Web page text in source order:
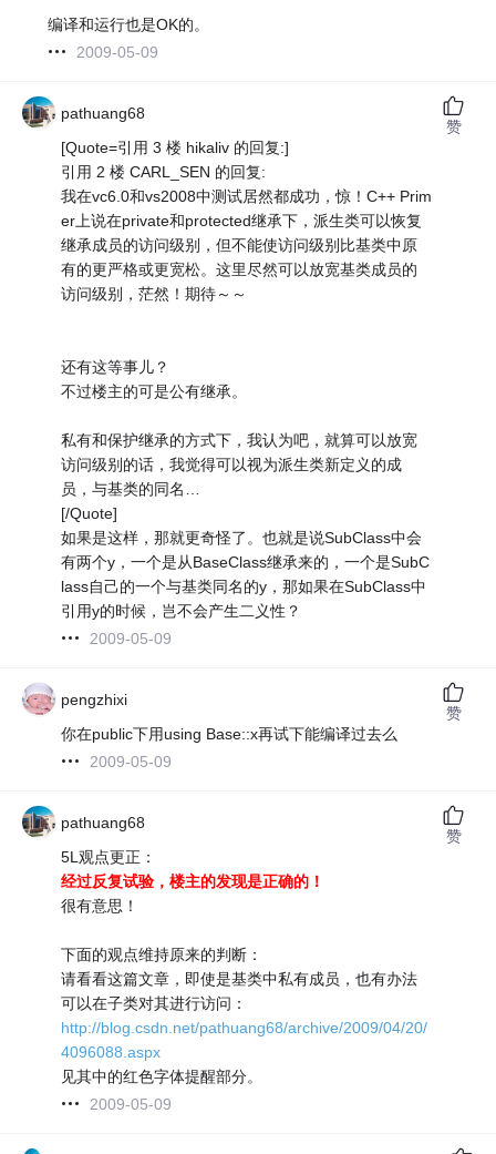
编译和运行也是OK的。
2009-05-09
pathuang68
[Quote=引用 3 楼 hikaliv 的回复:]
引用 2 楼 CARL_SEN 的回复:
我在vc6.0和vs2008中测试居然都成功，惊！C++ Prim
er上说在private和protected继承下，派生类可以恢复
继承成员的访问级别，但不能使访问级别比基类中原
有的更严格或更宽松。这里尽然可以放宽基类成员的
访问级别，茫然！期待～～
还有这等事儿？
不过楼主的可是公有继承。
私有和保护继承的方式下，我认为吧，就算可以放宽
访问级别的话，我觉得可以视为派生类新定义的成
员，与基类的同名…
[/Quote]
如果是这样，那就更奇怪了。也就是说SubClass中会
有两个y，一个是从BaseClass继承来的，一个是SubC
lass自己的一个与基类同名的y，那如果在SubClass中
引用y的时候，岂不会产生二义性？
2009-05-09
赞
pengzhixi
你在public下用using Base::x再试下能编译过去么
2009-05-09
赞
pathuang68
5L观点更正：
经过反复试验，楼主的发现是正确的！
很有意思！
下面的观点维持原来的判断：
请看看这篇文章，即使是基类中私有成员，也有办法
可以在子类对其进行访问：
http://blog.csdn.net/pathuang68/archive/2009/04/20/
4096088.aspx
见其中的红色字体提醒部分。
2009-05-09
赞